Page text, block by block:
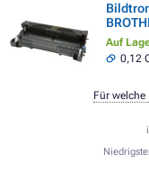
Auf
0,12
Für welche